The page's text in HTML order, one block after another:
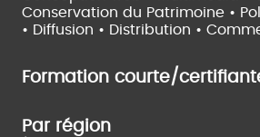
Conservation du Patrimoine •
• Diffusion • Distribution •
Formation courte/
Par région